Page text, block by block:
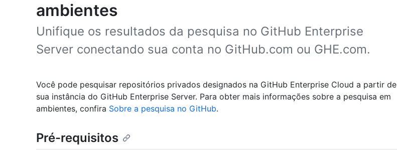
ambientes
Unifique os resultados da pesquisa no GitHub Enterprise
Server conectando sua conta no GitHub.com ou GHE.com.
Você pode pesquisar repositórios privados designados na GitHub Enterprise Cloud a partir de
sua instância do GitHub Enterprise Server. Para obter mais informações sobre a pesquisa em
ambientes, confira Sobre a pesquisa no GitHub.
Pré-requisitos